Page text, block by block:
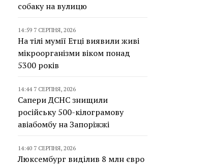
собаку на вулицю
14:59 7 СЕРПНЯ, 2026
На тілі мумії Етці виявили живі
мікроорганізми віком понад
5300 років
14:44 7 СЕРПНЯ, 2026
Сапери ДСНС знищили
російську 500-кілограмову
авіабомбу на Запоріжжі
14:40 7 СЕРПНЯ, 2026
Люксембург виділив 8 млн євро